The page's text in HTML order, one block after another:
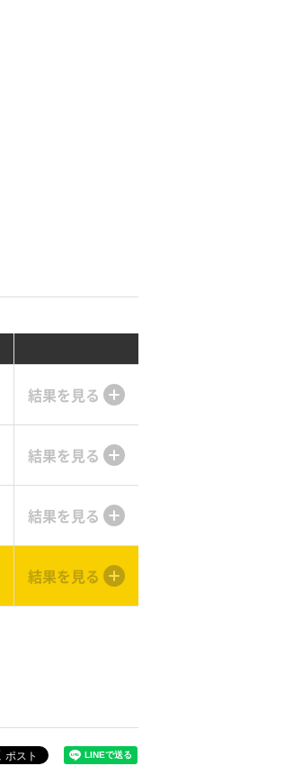
結果を見る
結果を見る
結果を見る
結果を見る